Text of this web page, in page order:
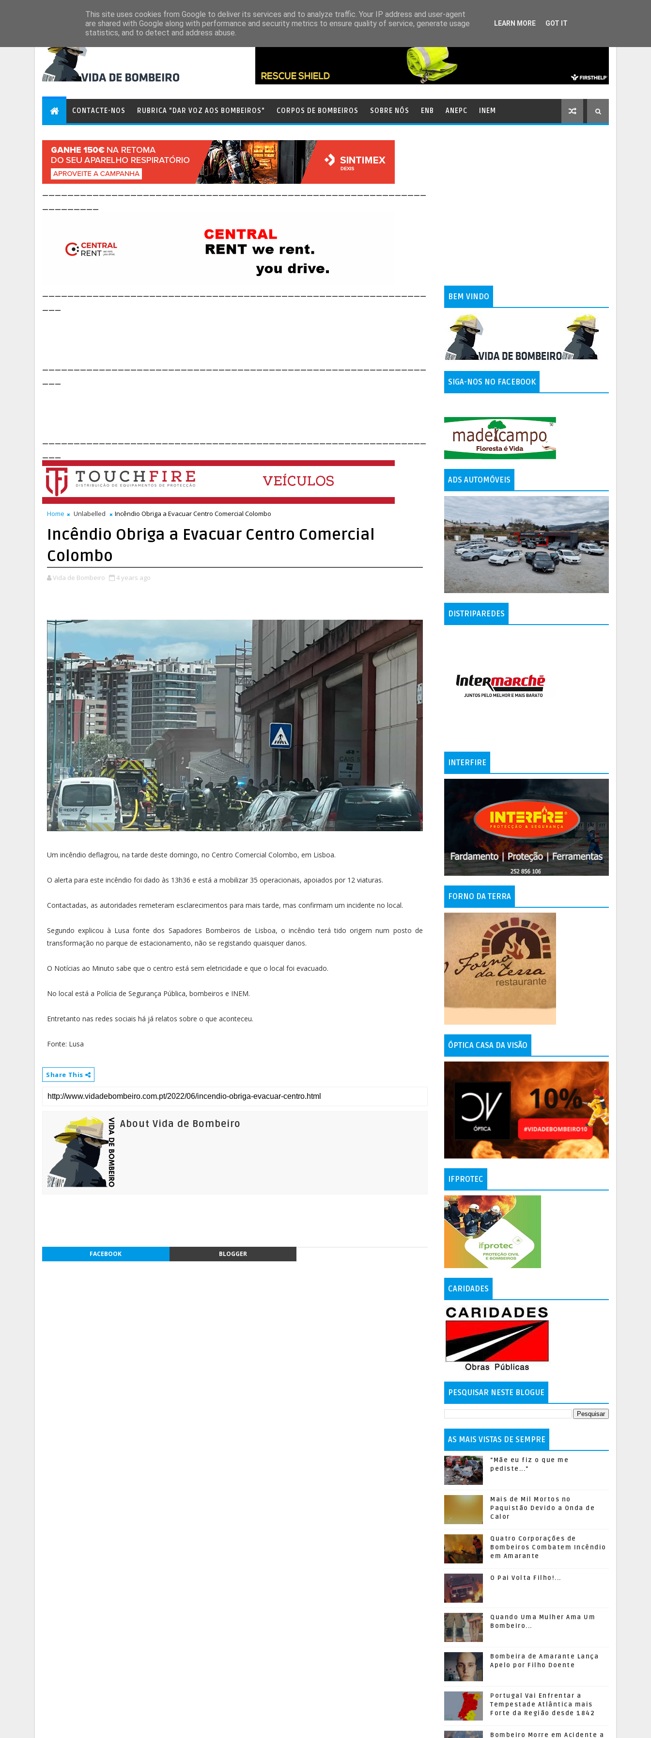
CONTACTE-NOS RUBRICA "DAR VOZ AOS BOMBEIROS" CORPOS DE BOMBEIROS SOBRE NÓS ENB ANEPC INEM
Home Unlabelled Incêndio Obriga a Evacuar Centro Comercial Colombo
Incêndio Obriga a Evacuar Centro Comercial
Colombo
Vida de Bombeiro 4 years ago
Um incêndio deflagrou, na tarde deste domingo, no Centro Comercial Colombo, em Lisboa.
O alerta para este incêndio foi dado às 13h36 e está a mobilizar 35 operacionais, apoiados por 12 viaturas.
Contactadas, as autoridades remeteram esclarecimentos para mais tarde, mas confirmam um incidente no local.
Segundo explicou à Lusa fonte dos Sapadores Bombeiros de Lisboa, o incêndio terá tido origem num posto de
transformação no parque de estacionamento, não se registando quaisquer danos.
O Notícias ao Minuto sabe que o centro está sem eletricidade e que o local foi evacuado.
No local está a Polícia de Segurança Pública, bombeiros e INEM.
Entretanto nas redes sociais há já relatos sobre o que aconteceu.
Fonte: Lusa
Share This
About Vida de Bombeiro
FACEBOOK BLOGGER
BEM VINDO
SIGA-NOS NO FACEBOOK
ADS AUTOMÓVEIS
DISTRIPAREDES
INTERFIRE
FORNO DA TERRA
ÓPTICA CASA DA VISÃO
IFPROTEC
CARIDADES
PESQUISAR NESTE BLOGUE
AS MAIS VISTAS DE SEMPRE
"Mãe eu fiz o que me
pediste..."
Mais de Mil Mortos no
Paquistão Devido a Onda de
Calor
Quatro Corporações de
Bombeiros Combatem Incêndio
em Amarante
O Pai Volta Filho!...
Quando Uma Mulher Ama Um
Bombeiro...
Bombeira de Amarante Lança
Apelo por Filho Doente
Portugal Vai Enfrentar a
Tempestade Atlântica mais
Forte da Região desde 1842
Bombeiro Morre em Acidente a
This site uses cookies from Google to deliver its services and to analyze traffic. Your IP address and user-agent
are shared with Google along with performance and security metrics to ensure quality of service, generate usage
statistics, and to detect and address abuse.
LEARN MORE GOT IT